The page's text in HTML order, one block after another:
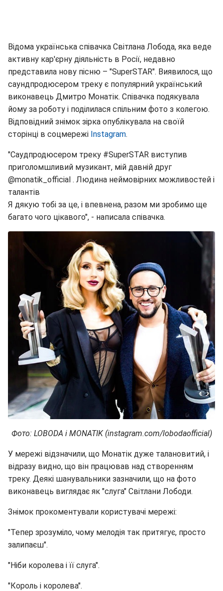
Відома українська співачка Світлана Лобода, яка веде
активну кар'єрну діяльність в Росії, недавно
представила нову пісню – "SuperSTAR". Виявилося, що
саундпродюсером треку є популярний український
виконавець Дмитро Монатік. Співачка подякувала
йому за роботу і поділилася спільним фото з колегою.
Відповідний знімок зірка опублікувала на своїй
сторінці в соцмережі Instagram.
"Саудпродюсером треку #SuperSTAR виступив
приголомшливий музикант, мій давній друг
@monatik_official . Людина неймовірних можливостей і
талантів
Я дякую тобі за це, і впевнена, разом ми зробимо ще
багато чого цікавого", - написала співачка.
Фото: LOBODA і MONATIK (instagram.com/lobodaofficial)
У мережі відзначили, що Монатік дуже талановитий, і
відразу видно, що він працював над створенням
треку. Деякі шанувальники зазначили, що на фото
виконавець виглядає як "слуга" Світлани Лободи.
Знімок прокоментували користувачі мережі:
"Тепер зрозуміло, чому мелодія так притягує, просто
залипаєш".
"Ніби королева і її слуга".
"Король і королева".